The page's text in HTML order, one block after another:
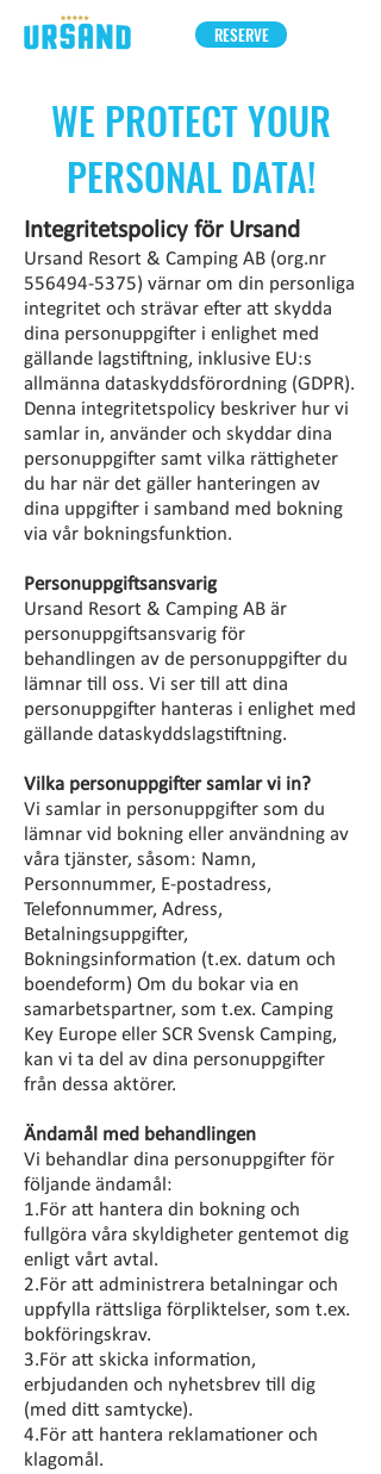
RESERVE
WE PROTECT YOUR
PERSONAL DATA!
Integritetspolicy för Ursand
Ursand Resort & Camping AB (org.nr
556494-5375) värnar om din personliga
integritet och strävar efter att skydda
dina personuppgifter i enlighet med
gällande lagstiftning, inklusive EU:s
allmänna dataskyddsförordning (GDPR).
Denna integritetspolicy beskriver hur vi
samlar in, använder och skyddar dina
personuppgifter samt vilka rättigheter
du har när det gäller hanteringen av
dina uppgifter i samband med bokning
via vår bokningsfunktion.
Personuppgiftsansvarig
Ursand Resort & Camping AB är
personuppgiftsansvarig för
behandlingen av de personuppgifter du
lämnar till oss. Vi ser till att dina
personuppgifter hanteras i enlighet med
gällande dataskyddslagstiftning.
Vilka personuppgifter samlar vi in?
Vi samlar in personuppgifter som du
lämnar vid bokning eller användning av
våra tjänster, såsom: Namn,
Personnummer, E-postadress,
Telefonnummer, Adress,
Betalningsuppgifter,
Bokningsinformation (t.ex. datum och
boendeform) Om du bokar via en
samarbetspartner, som t.ex. Camping
Key Europe eller SCR Svensk Camping,
kan vi ta del av dina personuppgifter
från dessa aktörer.
Ändamål med behandlingen
Vi behandlar dina personuppgifter för
följande ändamål:
1.För att hantera din bokning och
fullgöra våra skyldigheter gentemot dig
enligt vårt avtal.
2.För att administrera betalningar och
uppfylla rättsliga förpliktelser, som t.ex.
bokföringskrav.
3.För att skicka information,
erbjudanden och nyhetsbrev till dig
(med ditt samtycke).
4.För att hantera reklamationer och
klagomål.